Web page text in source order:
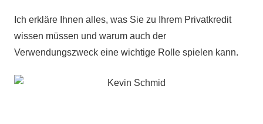
Ich erkläre Ihnen alles, was Sie zu Ihrem Privatkredit
wissen müssen und warum auch der
Verwendungszweck eine wichtige Rolle spielen kann.